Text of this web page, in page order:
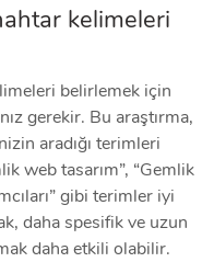
kelimeleri
belirlemek için
gerekir. Bu araştırma,
aradığı terimleri
web tasarım”, “Gemlik
gibi terimler iyi
daha spesifik ve uzun
daha etkili olabilir.